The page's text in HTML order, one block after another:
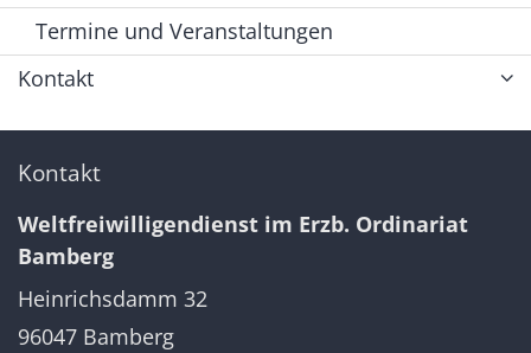
Termine und Veranstaltungen
Kontakt
Kontakt
Weltfreiwilligendienst im Erzb. Ordinariat
Bamberg
Heinrichsdamm 32
96047 Bamberg